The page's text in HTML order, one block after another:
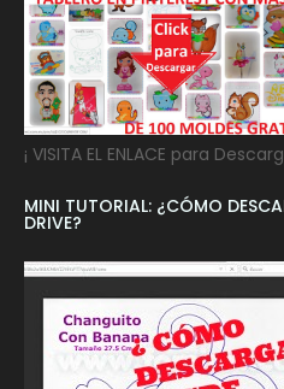
¡ VISITA EL ENLACE para
MINI TUTORIAL: ¿CÓMO
DRIVE?